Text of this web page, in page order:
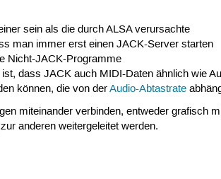
sein als die durch ALSA verursachte
man immer erst einen JACK-Server starten
Nicht-JACK-Programme
dass JACK auch MIDI-Daten ähnlich wie
können, die von derAudio-Abtastrate
miteinander verbinden, entweder grafisch
anderen weitergeleitet werden.